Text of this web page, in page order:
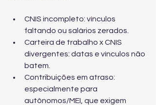
CNIS incompleto: vínculos
faltando ou salários zerados.
Carteira de trabalho x CNIS
divergentes: datas e vínculos não
batem.
Contribuições em atraso:
especialmente para
autônomos/MEI, que exigem